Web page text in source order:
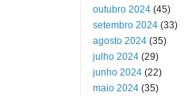
outubro 2024 (45)
setembro 2024 (33)
agosto 2024 (35)
julho 2024 (29)
junho 2024 (22)
maio 2024 (35)